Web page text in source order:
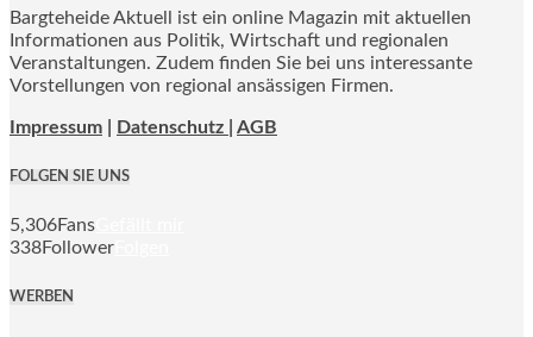
Bargteheide Aktuell ist ein online Magazin mit aktuellen
Informationen aus Politik, Wirtschaft und regionalen
Veranstaltungen. Zudem finden Sie bei uns interessante
Vorstellungen von regional ansässigen Firmen.
Impressum Datenschutz | AGB
FOLGEN SIE UNS
5,306Fans
338Follower
WERBEN